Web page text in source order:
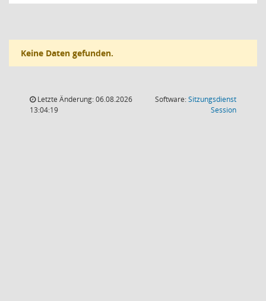
Keine Daten gefunden.
Letzte Änderung: 06.08.2026
13:04:19
Software:Sitzungsdienst
Session(Wird in